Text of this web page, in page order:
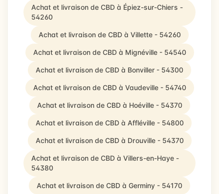
Achat et livraison de CBD à Épiez-sur-Chiers -
54260
Achat et livraison de CBD à Villette - 54260
Achat et livraison de CBD à Mignéville - 54540
Achat et livraison de CBD à Bonviller - 54300
Achat et livraison de CBD à Vaudeville - 54740
Achat et livraison de CBD à Hoéville - 54370
Achat et livraison de CBD à Affléville - 54800
Achat et livraison de CBD à Drouville - 54370
Achat et livraison de CBD à Villers-en-Haye -
54380
Achat et livraison de CBD à Germiny - 54170